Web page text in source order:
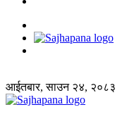
आईतबार, साउन २४, २०८३